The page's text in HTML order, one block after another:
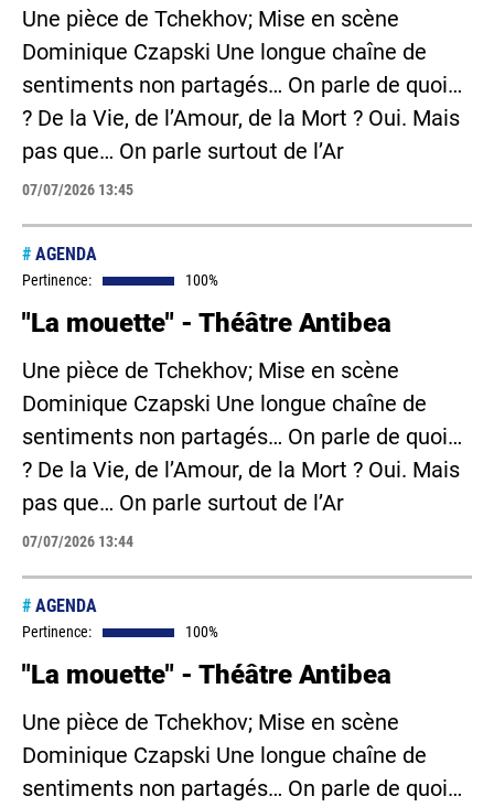
Une pièce de Tchekhov; Mise en scène
Dominique Czapski Une longue chaîne de
sentiments non partagés… On parle de quoi…
? De la Vie, de l’Amour, de la Mort ? Oui. Mais
pas que… On parle surtout de l’Ar
07/07/2026 13:45
# AGENDA
Pertinence: 100%
"La mouette" - Théâtre Antibea
Une pièce de Tchekhov; Mise en scène
Dominique Czapski Une longue chaîne de
sentiments non partagés… On parle de quoi…
? De la Vie, de l’Amour, de la Mort ? Oui. Mais
pas que… On parle surtout de l’Ar
07/07/2026 13:44
# AGENDA
Pertinence: 100%
"La mouette" - Théâtre Antibea
Une pièce de Tchekhov; Mise en scène
Dominique Czapski Une longue chaîne de
sentiments non partagés… On parle de quoi…